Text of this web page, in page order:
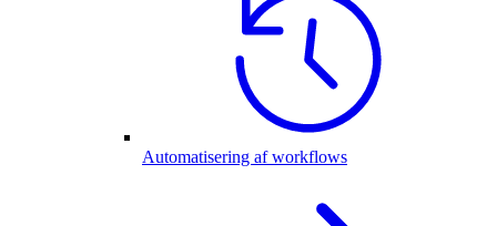
Automatisering af workflows